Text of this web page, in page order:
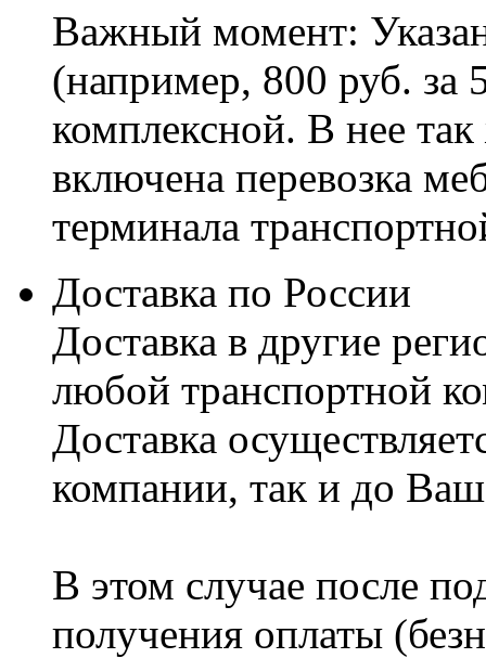
Важный момент:
(например, 800 руб. за
комплексной. В нее
включена перевозка
терминала
Доставка по России
Доставка в другие
любой транспортной
Доставка
компании, так и до
В этом случае после
получения оплаты